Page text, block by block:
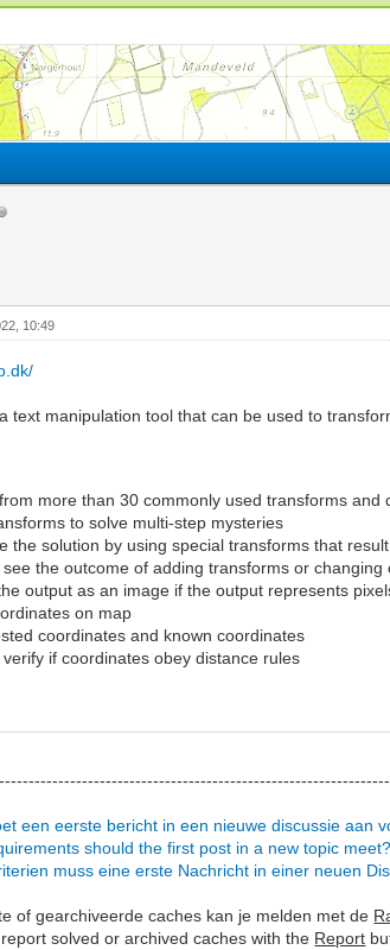
gemiddelde waardering is 3
10:49
text manipulation tool that can be used to
more than 30 commonly used transforms and
to solve multi-step mysteries
the solution by using special transforms that
see the outcome of adding transforms or changing
output as an image if the output represents
on map
coordinates and known coordinates
verify if coordinates obey distance rules
een eerste bericht in een nieuwe discussie aan
should the first post in a new topic meet?
muss eine erste Nachricht in einer neuen
of gearchiveerde caches kan je melden met de
solved or archived caches with the Report